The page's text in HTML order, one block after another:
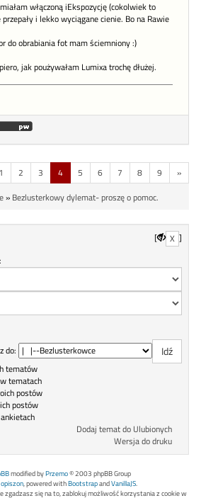
włączoną iEkspozycję (cokolwiek to
i lekko wyciągane cienie. Bo na Rawie
do obrabiania fot mam ściemniony :)
jak poużywałam Lumixa trochę dłużej.
1 2 3 4 5 6 7 8 9 »
» Bezlusterkowy dylemat- proszę o pomoc.
[ X ]
do:
tematów
tematach
postów
postów
Dodaj temat do Ulubionych
Wersja do druku
modified byPrzemo© 2003 phpBB Group
opiszon, powered withBootstrapandVanillaJS.
zgadzasz się na to, zablokuj możliwość korzystania z cookie w